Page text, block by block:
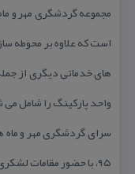
است كه علاوه بر محوطه
واحد پاركینگ را شامل
۹۵، با حضور مقامات لشكری و كشور افتتاح شد.